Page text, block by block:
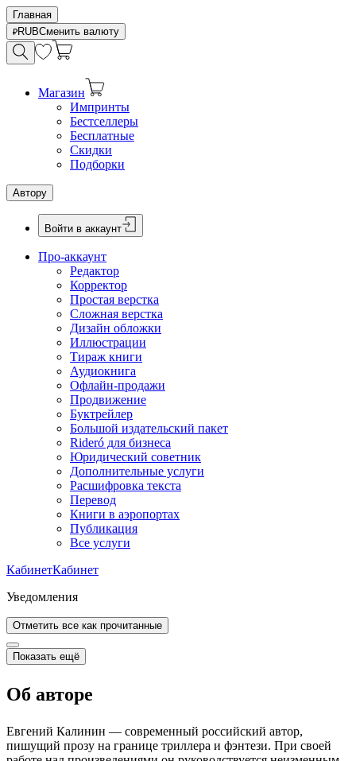
Главная
RUBСменить валюту
Магазин
Импринты
Бестселлеры
Бесплатные
Скидки
Подборки
Автору
Войти в аккаунт
Про-аккаунт
Редактор
Корректор
Простая верстка
Сложная верстка
Дизайн обложки
Иллюстрации
Тираж книги
Аудиокнига
Офлайн-продажи
Продвижение
Буктрейлер
Большой издательский пакет
Rideró для бизнеса
Юридический советник
Дополнительные услуги
Расшифровка текста
Перевод
Книги в аэропортах
Публикация
Все услуги
КабинетКабинет
Уведомления
Отметить все как прочитанные
Показать ещё
Об авторе
Евгений Калинин — современный российский автор,
пишущий прозу на границе триллера и фэнтези. При своей